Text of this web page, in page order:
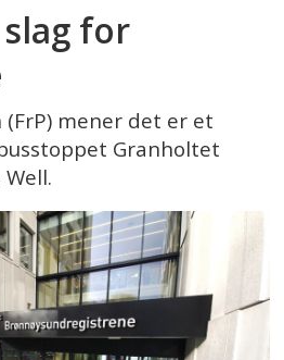
for
mener det er et
Granholtet